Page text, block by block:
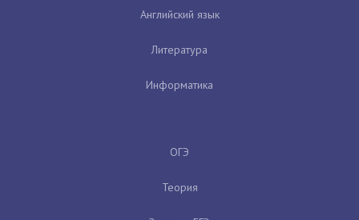
Английский язык
Литература
Информатика
ОГЭ
Теория